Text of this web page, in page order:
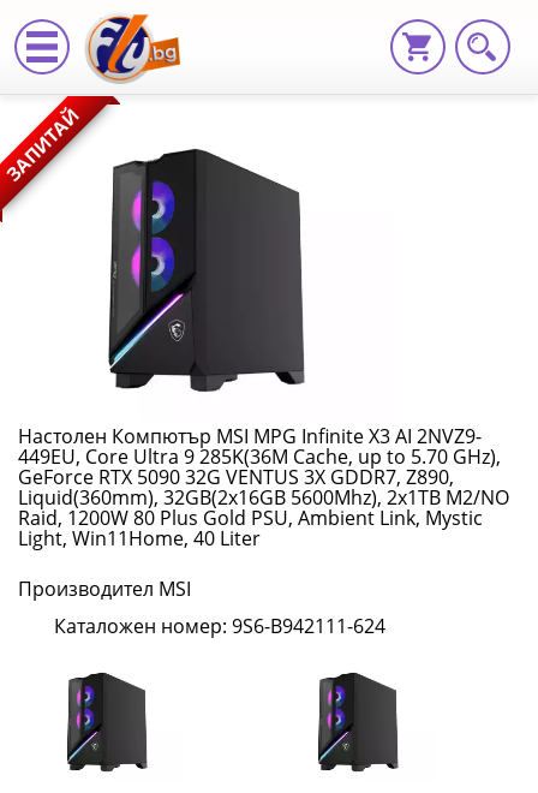
Настолен
Компютър
MSI
MPG
Infinite
X3
AI
2NVZ9-
449EU,
Core
Ultra
9
285K(36M
Cache,
up
ЗАПИТАЙ
Настолен Компютър MSI MPG Infinite X3 AI 2NVZ9-
449EU, Core Ultra 9 285K(36M Cache, up to 5.70 GHz),
GeForce RTX 5090 32G VENTUS 3X GDDR7, Z890,
Liquid(360mm), 32GB(2x16GB 5600Mhz), 2x1TB M2/NO
Raid, 1200W 80 Plus Gold PSU, Ambient Link, Mystic
Light, Win11Home, 40 Liter
Производител MSI
Каталожен номер: 9S6-B942111-624